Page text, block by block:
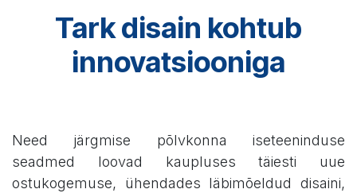
Tark disain kohtub
innovatsiooniga
Need järgmise põlvkonna iseteeninduse
seadmed loovad kaupluses täiesti uue
ostukogemuse, ühendades läbimõeldud disaini,